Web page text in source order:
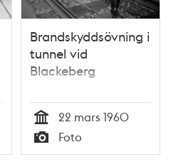
Brandskyddsövning i
tunnel vid
Blackeberg
Tid
22 mars 1960
Typ
Foto